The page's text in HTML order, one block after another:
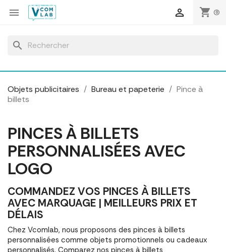
 shopping_cart (0)

search
Objets publicitaires Bureau et papeterie
Pince à
billets
PINCES À BILLETS
PERSONNALISÉES AVEC
LOGO
COMMANDEZ VOS PINCES À BILLETS
AVEC MARQUAGE | MEILLEURS PRIX ET
DÉLAIS
Chez Vcomlab, nous proposons des pinces à billets
personnalisées comme objets promotionnels ou cadeaux
personnalisés. Comparez nos pinces à billets
Panneau de gestion des cookies